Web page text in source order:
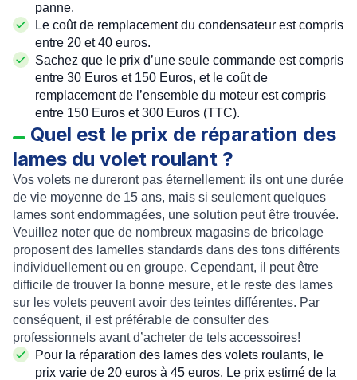
panne.
Le coût de remplacement du condensateur est compris
entre 20 et 40 euros.
Sachez que le prix d’une seule commande est compris
entre 30 Euros et 150 Euros, et le coût de
remplacement de l’ensemble du moteur est compris
entre 150 Euros et 300 Euros (TTC).
Quel est le prix de réparation des
lames du volet roulant ?
Vos volets ne dureront pas éternellement: ils ont une durée
de vie moyenne de 15 ans, mais si seulement quelques
lames sont endommagées, une solution peut être trouvée.
Veuillez noter que de nombreux magasins de bricolage
proposent des lamelles standards dans des tons différents
individuellement ou en groupe. Cependant, il peut être
difficile de trouver la bonne mesure, et le reste des lames
sur les volets peuvent avoir des teintes différentes. Par
conséquent, il est préférable de consulter des
professionnels avant d’acheter de tels accessoires!
Pour la réparation des lames des volets roulants, le
prix varie de 20 euros à 45 euros. Le prix estimé de la